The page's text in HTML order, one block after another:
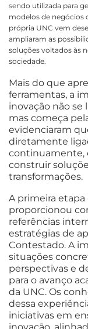
sendo utilizada para
modelos de negócios
própria UNC vem
ampliaram as
soluções voltados às
sociedade.
Mais do que
ferramentas, a
inovação não se
mas começa
evidenciaram
diretamente
continuamente,
construir
transformações.
A primeira
proporcionou
referências
estratégias de
Contestado. A
situações
perspectivas e
para o avanço
da UNC. Os
dessa
iniciativas em